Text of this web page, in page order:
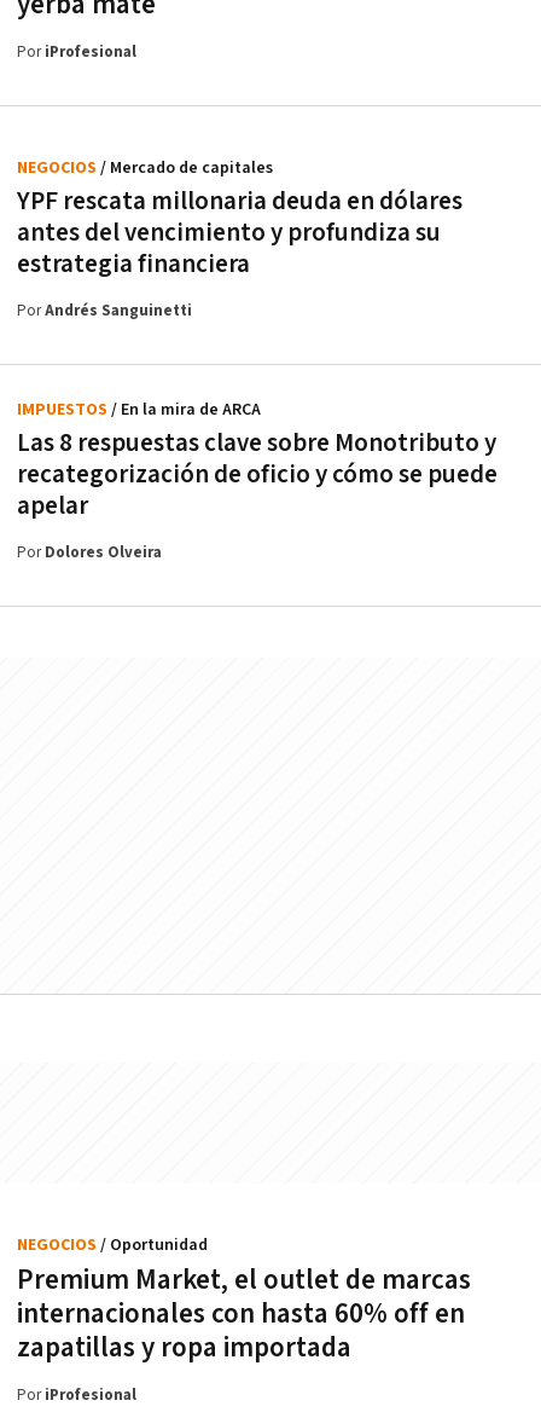
PoriProfesional
YPF rescata millonaria deuda en dólares
antes del vencimiento y profundiza su
estrategia financiera
NEGOCIOS / Mercado de capitales
PorAndrés Sanguinetti
Las 8 respuestas clave sobre Monotributo y
recategorización de oficio y cómo se puede
apelar
IMPUESTOS / En la mira de ARCA
PorDolores Olveira
Premium Market, el outlet de marcas
internacionales con hasta 60% off en
zapatillas y ropa importada
NEGOCIOS / Oportunidad
PoriProfesional